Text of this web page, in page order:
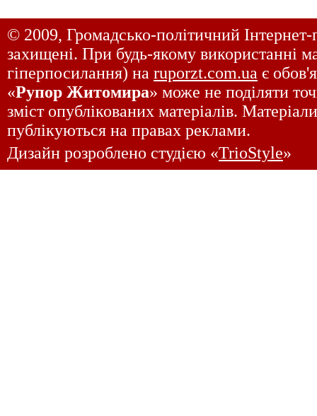
© 2009, Громадсько-політичний Інтернет-
захищені. При будь-якому використанні
гіперпосилання) на ruporzt.com.ua є
«Рупор Житомира» може не поділяти
зміст опублікованих матеріалів.
публікуються на правах реклами.
Дизайн розроблено студією «TrioStyle»